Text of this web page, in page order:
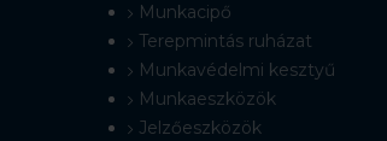
Munkacipő
Terepmintás ruházat
Munkavédelmi kesztyű
Munkaeszközök
Jelzőeszközök